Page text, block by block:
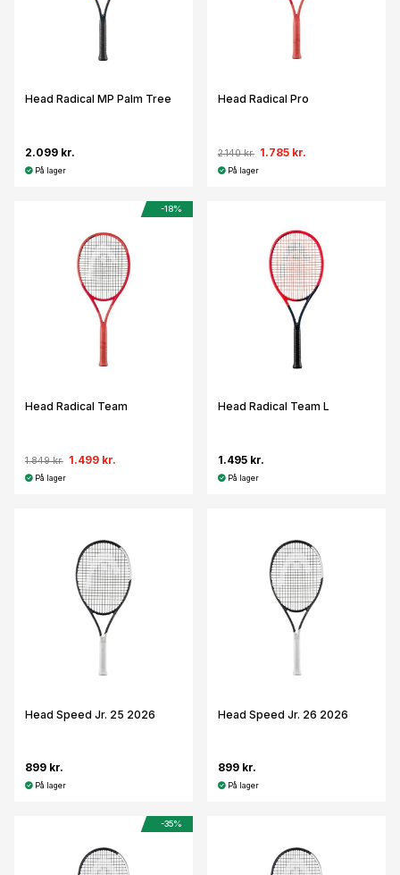
Head Radical MP Palm Tree
2.099 kr.
På lager
Head Radical Pro
2.140 kr. 1.785 kr.
På lager
-18%
Head Radical Team
1.849 kr. 1.499 kr.
På lager
Head Radical Team L
1.495 kr.
På lager
Head Speed Jr. 25 2026
899 kr.
På lager
Head Speed Jr. 26 2026
899 kr.
På lager
-35%